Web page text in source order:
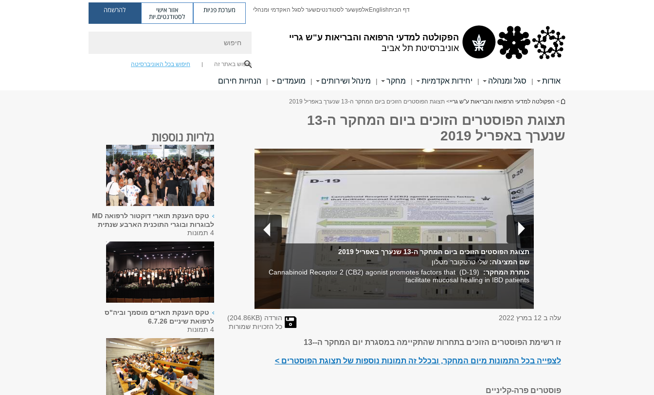
הפקולטה למדעי הרפואה והבריאות ע"ש גריי
אוניברסיטת תל אביב
דף הביתEnglish אלפוןשער לסטודנטיםשער לסגל האקדמי ומנהלי מערכת פניות אזור אישי
לסטודנטים.יות
להרשמה
חיפוש באתר זה חיפוש בכל האוניברסיטה
אודות | סגל ומנהלה | יחידות אקדמיות | מחקר | מינהל ושירותים | מועמדים | הנחיות חירום
הינך נמצא כאן
> הפקולטה למדעי הרפואה והבריאות ע"ש גריי> תצוגת הפוסטרים הזוכים ביום המחקר ה-13 שנערך באפריל 2019
תצוגת הפוסטרים הזוכים ביום המחקר ה-13
שנערך באפריל 2019
גלריות נוספות
טקס הענקת תוארי דוקטור לרפואה MD
לבוגרות ובוגרי התוכנית הארבע שנתית
4 תמונות
טקס הענקת תארים מוסמך וביה"ס
לרפואת שיניים 6.7.26
4 תמונות
תצוגת הפוסטים הזוכים ביום המחקר ה-13 שנערך באפריל 2019
שם המציג/ה:שלי טרטקובר מטלון
כותרת המחקר: (
D-19
)
Cannabinoid Receptor 2 (CB2) agonist promotes factors that
facilitate mucosal healing in IBD patients
עלה ב 12 במרץ 2022 הורדה ( 204.86KB)
כל הזכויות שמורות
זו רשימת הפוסטרים הזוכים בתחרות שהתקיימה במסגרת יום המחקר ה--13
לצפייה בכל התמונות מיום המחקר, ובכלל זה תמונות נוספות של תצוגת הפוסטרים >
פוסטרים פרה-קליניים